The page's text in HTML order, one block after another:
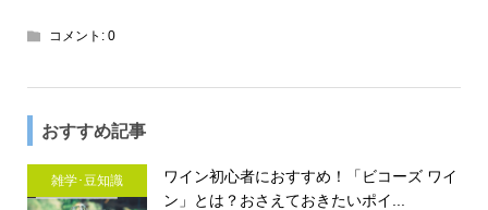
コメント: 0
おすすめ記事
雑学･豆知識
ワイン初心者におすすめ！「ビコーズ ワイ
ン」とは？おさえておきたいポイ...